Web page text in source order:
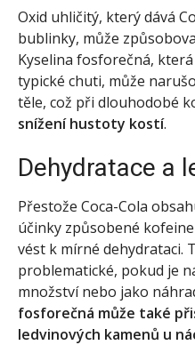
Oxid uhličitý, který dává
bublinky, může
Kyselina fosforečná,
typické chuti, může
těle, což při dlouhodobé
snížení hustoty kostí.
Dehydratace a
Přestože Coca-Cola
účinky způsobené
vést k mírné dehydrataci.
problematické, pokud je
množství nebo jako
fosforečná může také
ledvinových kamenů u